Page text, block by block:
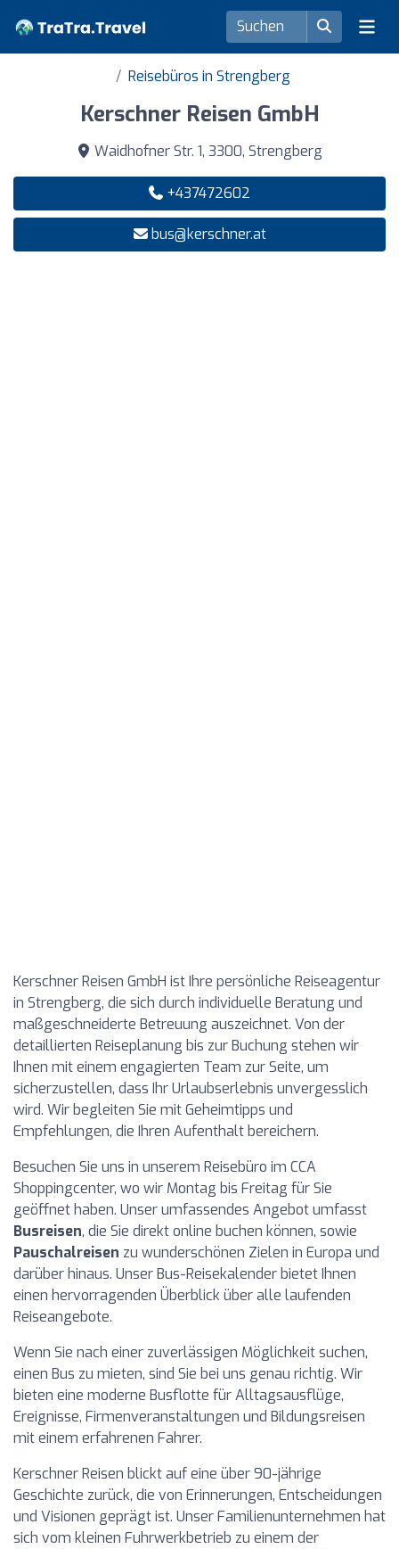
Reisebüros in Strengberg
Kerschner Reisen GmbH
Waidhofner Str. 1, 3300, Strengberg
+437472602
bus@kerschner.at
Kerschner Reisen GmbH ist Ihre persönliche Reiseagentur
in Strengberg, die sich durch individuelle Beratung und
maßgeschneiderte Betreuung auszeichnet. Von der
detaillierten Reiseplanung bis zur Buchung stehen wir
Ihnen mit einem engagierten Team zur Seite, um
sicherzustellen, dass Ihr Urlaubserlebnis unvergesslich
wird. Wir begleiten Sie mit Geheimtipps und
Empfehlungen, die Ihren Aufenthalt bereichern.
Besuchen Sie uns in unserem Reisebüro im CCA
Shoppingcenter, wo wir Montag bis Freitag für Sie
geöffnet haben. Unser umfassendes Angebot umfasst
Busreisen, die Sie direkt online buchen können, sowie
Pauschalreisen zu wunderschönen Zielen in Europa und
darüber hinaus. Unser Bus-Reisekalender bietet Ihnen
einen hervorragenden Überblick über alle laufenden
Reiseangebote.
Wenn Sie nach einer zuverlässigen Möglichkeit suchen,
einen Bus zu mieten, sind Sie bei uns genau richtig. Wir
bieten eine moderne Busflotte für Alltagsausflüge,
Ereignisse, Firmenveranstaltungen und Bildungsreisen
mit einem erfahrenen Fahrer.
Kerschner Reisen blickt auf eine über 90-jährige
Geschichte zurück, die von Erinnerungen, Entscheidungen
und Visionen geprägt ist. Unser Familienunternehmen hat
sich vom kleinen Fuhrwerkbetrieb zu einem der